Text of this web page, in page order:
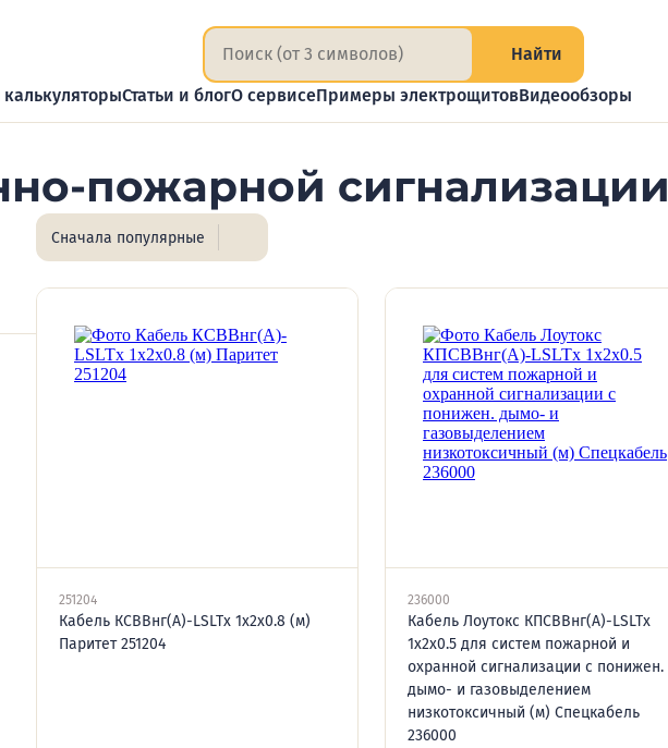
Найти
Статьи и блогО сервисеПримеры электрощитовВидеообзоры
пожарной сигнализации
Сначала популярные
251204
Кабель КСВВнг(А)-LSLTx 1х2х0.8 (м)
Паритет 251204
236000
Кабель Лоутокс КПСВВнг(А)-LSLTx
1х2х0.5 для систем пожарной и
охранной сигнализации с понижен.
дымо- и газовыделением
низкотоксичный (м) Спецкабель
236000